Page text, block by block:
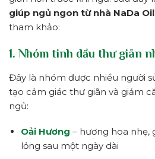
giúp ngủ ngon từ nhà NaDa
tham khảo:
1. Nhóm tinh dầu thư giãn
Đây là nhóm được nhiều người
tạo cảm giác thư giãn và giảm
ngủ:
Oải Hương – hương hoa nhẹ,
lỏng sau một ngày dài